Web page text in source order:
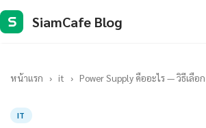
S SiamCafe Blog
หน้าแรก › it › Power Supply คืออะไร — วิธีเลือก
IT